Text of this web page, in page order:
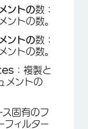
ントの数：
ントの数。
ントの数：
ントの数。
：複製と
メントの
ス固有のフ
フィルター